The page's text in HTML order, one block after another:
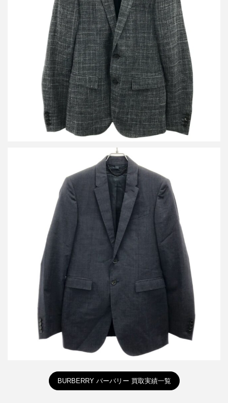
バーバリープローサム マルチファブリック 2Bテーラードジャケッ
ト 4470570
買取金額10,800円
詳しく見る
バーバリープローサム セットアップスーツ
買取金額9,600円
詳しく見る
BURBERRY バーバリー 買取実績一覧